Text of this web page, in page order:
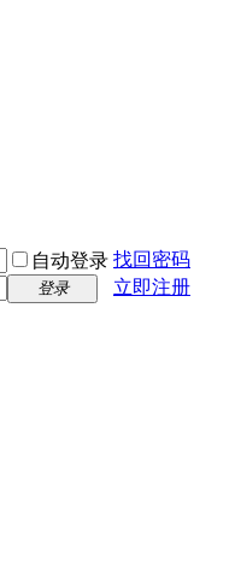
自动登录 找回密码
登录 立即注册